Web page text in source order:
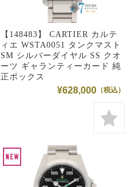
【148483】 CARTIER カルテ
ィエ WSTA0051 タンクマスト
SM シルバーダイヤル SS クオ
ーツ ギャランティーカード 純
正ボックス
¥628,000